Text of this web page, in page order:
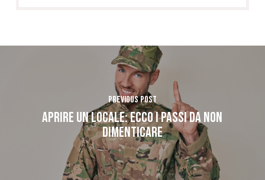
Previous Post
APRIRE UN LOCALE: ECCO I PASSI DA NON
DIMENTICARE